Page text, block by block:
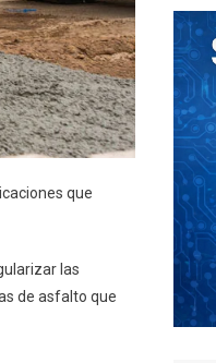
que
las
de asfalto que